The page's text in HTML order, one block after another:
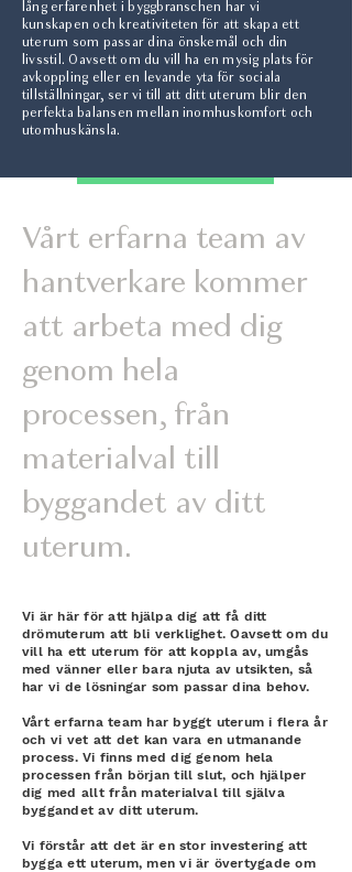
lång erfarenhet i byggbranschen har vi
kunskapen och kreativiteten för att skapa ett
uterum som passar dina önskemål och din
livsstil. Oavsett om du vill ha en mysig plats för
avkoppling eller en levande yta för sociala
tillställningar, ser vi till att ditt uterum blir den
perfekta balansen mellan inomhuskomfort och
utomhuskänsla.
Vårt erfarna team av
hantverkare kommer
att arbeta med dig
genom hela
processen, från
materialval till
byggandet av ditt
uterum.
Vi är här för att hjälpa dig att få ditt
drömuterum att bli verklighet. Oavsett om du
vill ha ett uterum för att koppla av, umgås
med vänner eller bara njuta av utsikten, så
har vi de lösningar som passar dina behov.
Vårt erfarna team har byggt uterum i flera år
och vi vet att det kan vara en utmanande
process. Vi finns med dig genom hela
processen från början till slut, och hjälper
dig med allt från materialval till själva
byggandet av ditt uterum.
Vi förstår att det är en stor investering att
bygga ett uterum, men vi är övertygade om